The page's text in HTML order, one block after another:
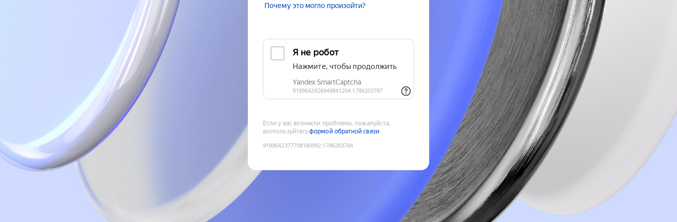
Почему это могло произойти?
Если у вас возникли проблемы, пожалуйста,
воспользуйтесьформой обратной связи
9189642377708180992:1786203784